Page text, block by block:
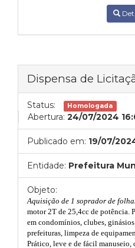
Dispensa de
Status: Homologada
Abertura: 24/07/2024
Publicado em: 19/07/
Entidade: Prefeitura
Objeto:
Aquisição de 1 soprador de
motor 2T de 25,4cc de potência.
em condomínios, clubes,
prefeituras, limpeza de
Prático, leve e de fácil manuseio,